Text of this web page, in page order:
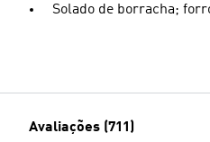
Solado de borracha;
Avaliações (711)